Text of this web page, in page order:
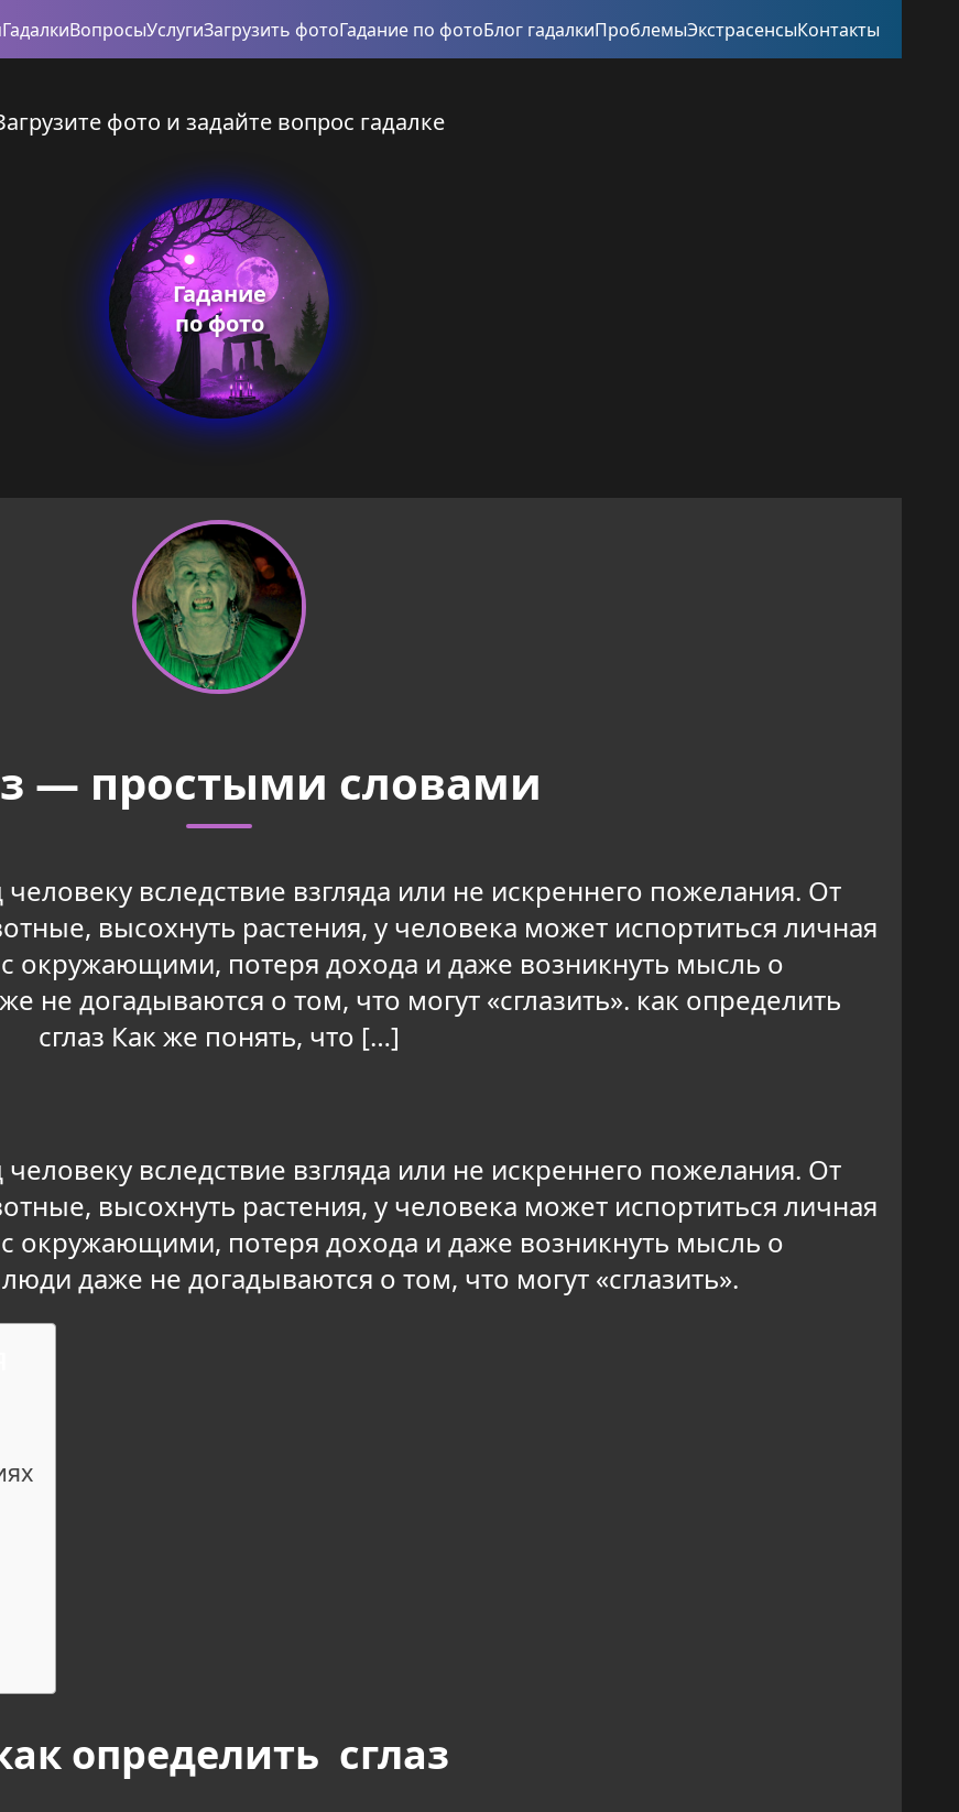
ГадалкиВопросыУслугиЗагрузить фотоГадание по фотоБлог гадалкиПроблемыЭкстрасенсыКонтакты
фото и задайте вопрос гадалке
Гадание
по фото
— простыми словами
вследствие взгляда или не искреннего пожелания. От
высохнуть растения, у человека может испортиться личная
окружающими, потеря дохода и даже возникнуть мысль о
не догадываются о том, что могут «сглазить». как определить
сглаз Как же понять, что […]
вследствие взгляда или не искреннего пожелания. От
высохнуть растения, у человека может испортиться личная
окружающими, потеря дохода и даже возникнуть мысль о
даже не догадываются о том, что могут «сглазить».
определить сглаз